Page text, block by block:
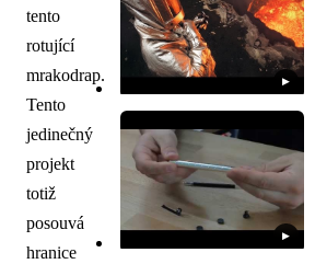
tento
rotující
mrakodrap.
Tento
jedinečný
projekt
totiž
posouvá
hranice
▶
▶